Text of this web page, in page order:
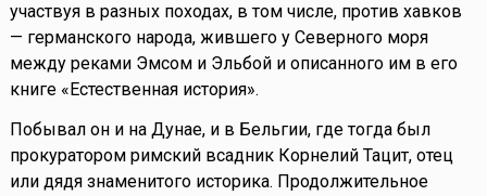
участвуя в разных походах, в том числе, против хавков
— германского народа, жившего у Северного моря
между реками Эмсом и Эльбой и описанного им в его
книге «Естественная история».
Побывал он и на Дунае, и в Бельгии, где тогда был
прокуратором римский всадник Корнелий Тацит, отец
или дядя знаменитого историка. Продолжительное